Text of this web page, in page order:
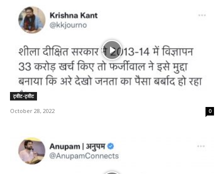
ट्वीट-ट्वीट
October 28, 2022 0